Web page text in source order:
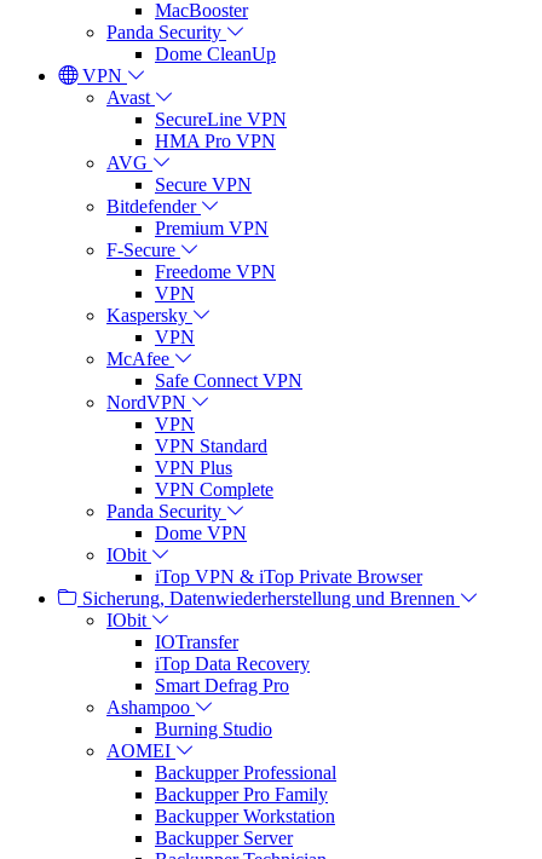
MacBooster
Panda Security
Dome CleanUp
VPN
Avast
SecureLine VPN
HMA Pro VPN
AVG
Secure VPN
Bitdefender
Premium VPN
F-Secure
Freedome VPN
VPN
Kaspersky
VPN
McAfee
Safe Connect VPN
NordVPN
VPN
VPN Standard
VPN Plus
VPN Complete
Panda Security
Dome VPN
IObit
iTop VPN & iTop Private Browser
Sicherung, Datenwiederherstellung und Brennen
IObit
IOTransfer
iTop Data Recovery
Smart Defrag Pro
Ashampoo
Burning Studio
AOMEI
Backupper Professional
Backupper Pro Family
Backupper Workstation
Backupper Server